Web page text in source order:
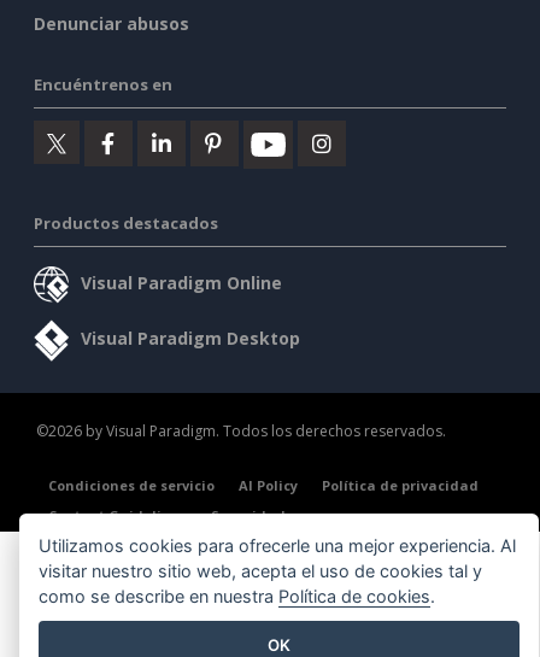
Denunciar abusos
Encuéntrenos en
Productos destacados
Visual Paradigm Online
Visual Paradigm Desktop
©2026 by Visual Paradigm. Todos los derechos reservados.
Condiciones de servicio AI Policy
Política de privacidad
Content Guidelines
Seguridad
Utilizamos cookies para ofrecerle una mejor experiencia. Al
visitar nuestro sitio web, acepta el uso de cookies tal y
como se describe en nuestra Política de cookies.
OK